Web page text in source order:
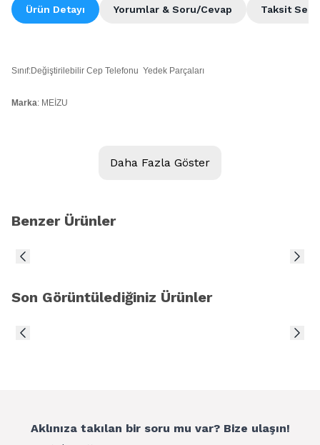
Ürün Detayı Taksit
Yorumlar & Soru/Cevap
Sınıf:Değiştirilebilir Cep Telefonu Yedek Parçaları
Marka: MEİZU
Daha Fazla Göster
Benzer Ürünler
Son Görüntülediğiniz Ürünler
Aklınıza takılan bir soru mu var? Bize ulaşın!